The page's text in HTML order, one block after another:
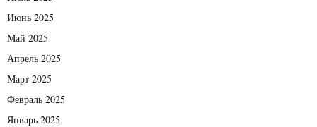
Июнь 2025
Май 2025
Апрель 2025
Март 2025
Февраль 2025
Январь 2025